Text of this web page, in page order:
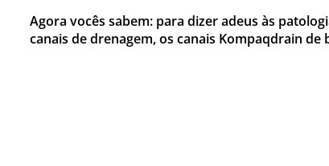
Agora vocês sabem: para dizer adeus às
canais de drenagem, os canais Kompaqdrain